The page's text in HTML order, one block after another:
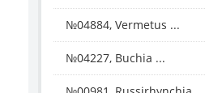
№04884, Vermetus ...
№04227, Buchia ...